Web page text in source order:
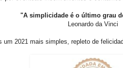
"A simplicidade é o último grau
Leonardo da Vinci
um 2021 mais simples, repleto de